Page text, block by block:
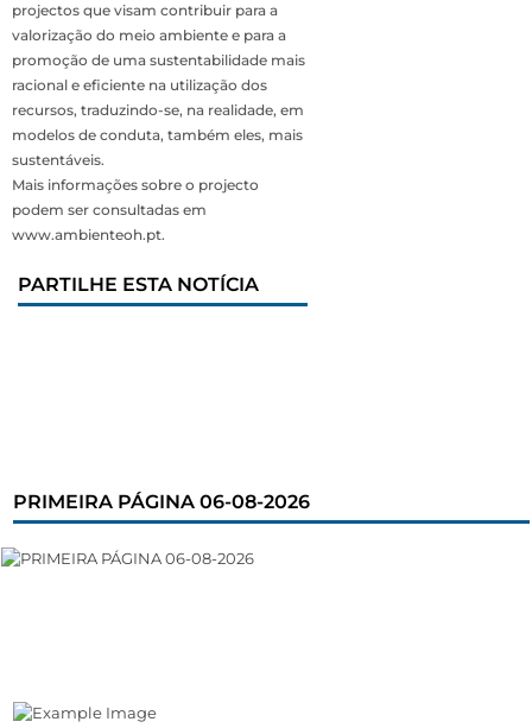
projectos que visam contribuir para a
valorização do meio ambiente e para a
promoção de uma sustentabilidade mais
racional e eficiente na utilização dos
recursos, traduzindo-se, na realidade, em
modelos de conduta, também eles, mais
sustentáveis.
Mais informações sobre o projecto
podem ser consultadas em
www.ambienteoh.pt.
PARTILHE ESTA NOTÍCIA
PRIMEIRA PÁGINA 06-08-2026